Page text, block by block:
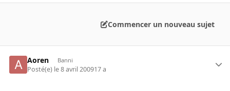
Commencer un nouveau sujet
Aoren Banni
Posté(e) le 8 avril 200917 a